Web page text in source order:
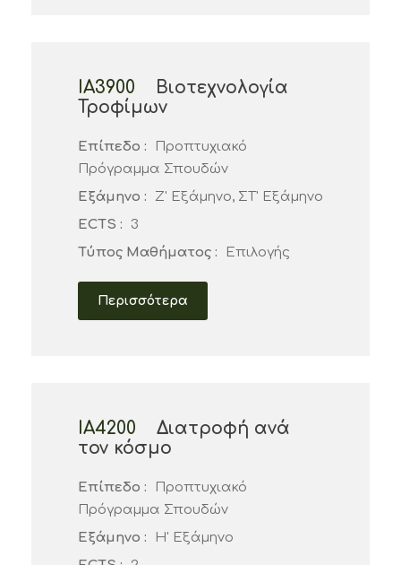
ΙΑ3900
Βιοτεχνολογία
Τροφίμων
Επίπεδο :
Προπτυχιακό
Πρόγραμμα Σπουδών
Εξάμηνο :
Ζ' Εξάμηνο, ΣΤ' Εξάμηνο
ECTS :
3
Τύπος Μαθήματος :
Επιλογής
Περισσότερα
ΙΑ4200
Διατροφή ανά
τον κόσμο
Επίπεδο :
Προπτυχιακό
Πρόγραμμα Σπουδών
Εξάμηνο :
Η' Εξάμηνο